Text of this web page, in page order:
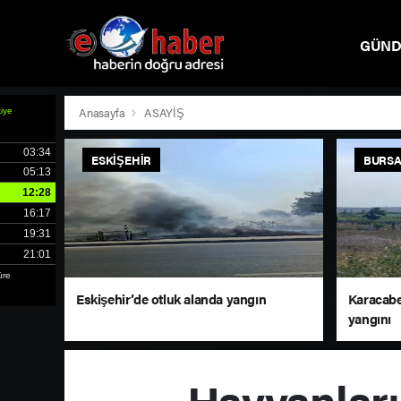
Anasayfa ASAYİŞ
ESKIŞEHIR
Eskişehir’de otluk alanda yangın
BURSA
yangını